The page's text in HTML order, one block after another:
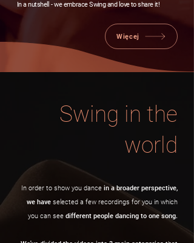
In a nutshell - we embrace Swing and love to share it!
Więcej
Swing in the
world
In order to show you dance in a broader perspective,
we have selected a few recordings for you in which
you can see different people dancing to one song.